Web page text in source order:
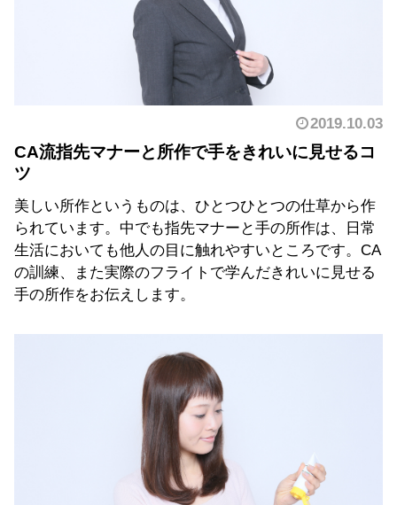
2019.10.03
CA流指先マナーと所作で手をきれいに見せるコ
ツ
美しい所作というものは、ひとつひとつの仕草から作
られています。中でも指先マナーと手の所作は、日常
生活においても他人の目に触れやすいところです。CA
の訓練、また実際のフライトで学んだきれいに見せる
手の所作をお伝えします。